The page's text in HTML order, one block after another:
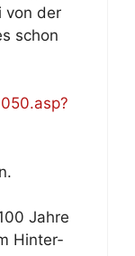
von der
schon
Jah­re
Hin­ter­